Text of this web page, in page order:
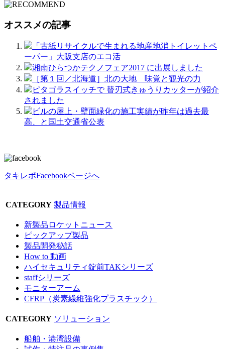
オススメの記事
「古紙リサイクルで生まれる地産地消トイレットペ
ーパー」大阪支店のエコ活
湘南ひらつかテクノフェア2017 に出展しました
［第１回／北海道］北の大地 味覚と観光の力
ピタゴラスイッチで 替刃式きゅうりカッターが紹介
されました
ビルの屋上・壁面緑化の施工実績が昨年は過去最
高、と国土交通省公表
タキレポFacebookページへ
CATEGORY 製品情報
新製品ロケットニュース
ピックアップ製品
製品開発秘話
How to 動画
ハイセキュリティ錠前TAKシリーズ
staffシリーズ
モニターアーム
CFRP（炭素繊維強化プラスチック）
CATEGORY ソリューション
船舶・港湾設備